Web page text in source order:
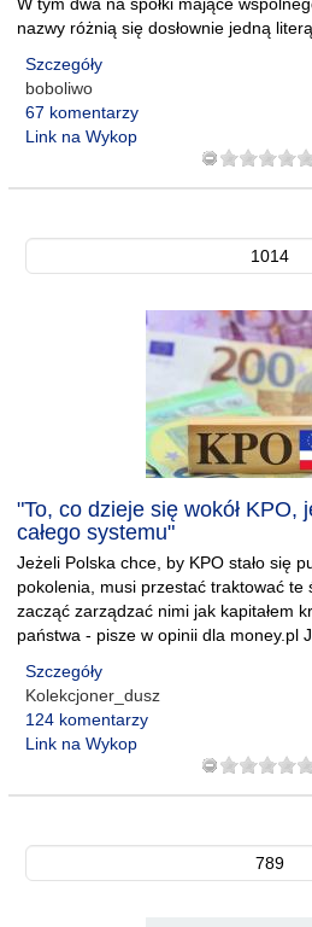
nazwy różnią się dosłownie jedną literą
Szczegóły
boboliwo
67 komentarzy
Link na Wykop
1014
"To, co dzieje się wokół KPO,
całego systemu"
Jeżeli Polska chce, by KPO stało się
pokolenia, musi przestać traktować te
zacząć zarządzać nimi jak kapitałem
państwa - pisze w opinii dla money.pl
Szczegóły
Kolekcjoner_dusz
124 komentarzy
Link na Wykop
789